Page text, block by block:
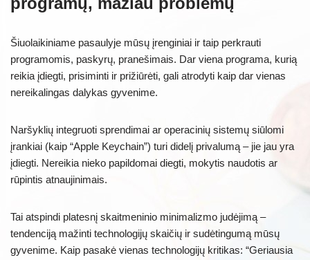
Šiuolaikiniame pasaulyje mūsų įrenginiai ir taip perkrauti
programomis, paskyrų, pranešimais. Dar viena programa, kurią
reikia įdiegti, prisiminti ir prižiūrėti, gali atrodyti kaip dar vienas
nereikalingas dalykas gyvenime.
Naršyklių integruoti sprendimai ar operacinių sistemų siūlomi
įrankiai (kaip “Apple Keychain”) turi didelį privalumą – jie jau yra
įdiegti. Nereikia nieko papildomai diegti, mokytis naudotis ar
rūpintis atnaujinimais.
Tai atspindi platesnį skaitmeninio minimalizmo judėjimą –
tendenciją mažinti technologijų skaičių ir sudėtingumą mūsų
gyvenime. Kaip pasakė vienas technologijų kritikas: “Geriausia